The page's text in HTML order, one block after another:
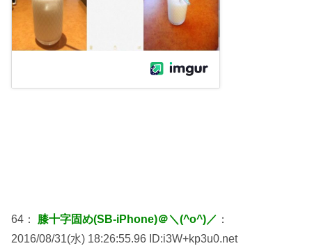
64： 膝十字固め(SB-iPhone)＠＼(^o^)／ ：
2016/08/31(水) 18:26:55.96 ID:i3W+kp3u0.net